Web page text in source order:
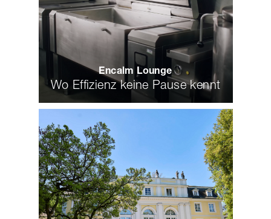
Encalm Lounge
Wo Effizienz keine Pause kennt